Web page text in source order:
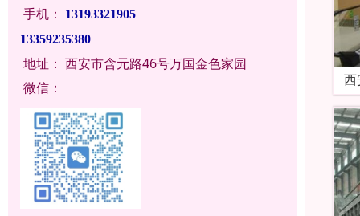
手机：
13193321905
13359235380
地址： 西安市含元路46号万国金色家园
微信：
西